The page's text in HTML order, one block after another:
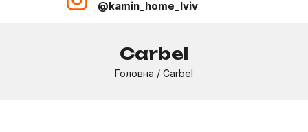
@kamin_home_lviv
Carbel
Головна / Carbel